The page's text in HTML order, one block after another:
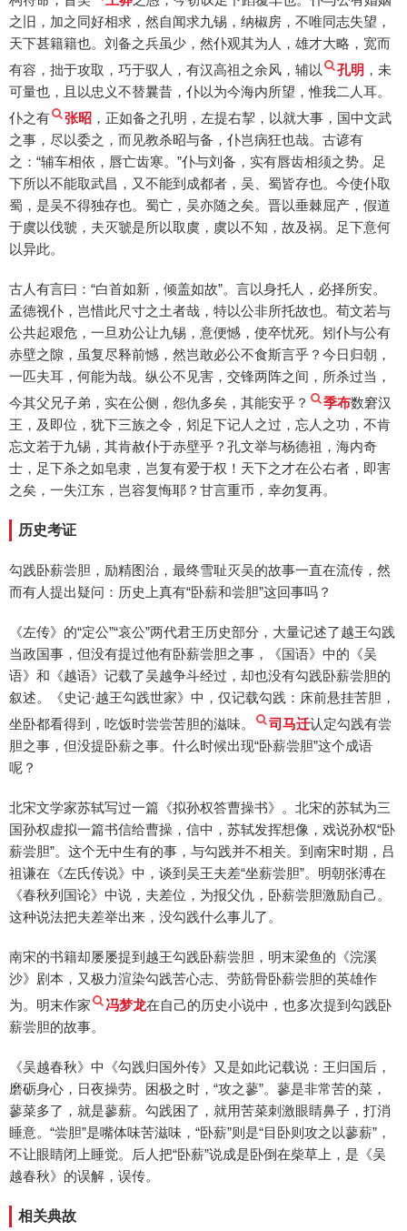
之旧，加之同好相求，然自闻求九锡，纳椒房，不唯同志失望，
天下甚籍籍也。刘备之兵虽少，然仆观其为人，雄才大略，宽而
有容，拙于攻取，巧于驭人，有汉高祖之余风，辅以
孔明 ，未
可量也，且以忠义不替曩昔，仆以为今海内所望，惟我二人耳。
仆之有
张昭 ，正如备之孔明，左提右挈，以就大事，国中文武
之事，尽以委之，而见教杀昭与备，仆岂病狂也哉。古谚有
之：“辅车相依，唇亡齿寒。”仆与刘备，实有唇齿相须之势。足
下所以不能取武昌，又不能到成都者，吴、蜀皆存也。今使仆取
蜀，是吴不得独存也。蜀亡，吴亦随之矣。晋以垂棘屈产，假道
于虞以伐虢，夫灭虢是所以取虞，虞以不知，故及祸。足下意何
以异此。
古人有言曰：“白首如新，倾盖如故”。言以身托人，必择所安。
孟德视仆，岂惜此尺寸之土者哉，特以公非所托故也。荀文若与
公共起艰危，一旦劝公让九锡，意便憾，使卒忧死。矧仆与公有
赤壁之隙，虽复尽释前憾，然岂敢必公不食斯言乎？今日归朝，
一匹夫耳，何能为哉。纵公不见害，交锋两阵之间，所杀过当，
今其父兄子弟，实在公侧，怨仇多矣，其能安乎？
季布数窘汉
王，及即位，犹下三族之令，矧足下记人之过，忘人之功，不肯
忘文若于九锡，其肯赦仆于赤壁乎？孔文举与杨德祖，海内奇
士，足下杀之如皂隶，岂复有爱于权！天下之才在公右者，即害
之矣，一失江东，岂容复悔耶？甘言重币，幸勿复再。
历史考证
勾践卧薪尝胆，励精图治，最终雪耻灭吴的故事一直在流传，然
而有人提出疑问：历史上真有“卧薪和尝胆”这回事吗？
《左传》的“定公”“哀公”两代君王历史部分，大量记述了越王勾践
当政国事，但没有提过他有卧薪尝胆之事，《国语》中的《吴
语》和《越语》记载了吴越争斗经过，却也没有勾践卧薪尝胆的
叙述。《史记·越王勾践世家》中，仅记载勾践：床前悬挂苦胆，
坐卧都看得到，吃饭时尝尝苦胆的滋味。
司马迁认定勾践有尝
胆之事，但没提卧薪之事。什么时候出现“卧薪尝胆”这个成语
呢？
北宋文学家苏轼写过一篇《拟孙权答曹操书》。北宋的苏轼为三
国孙权虚拟一篇书信给曹操，信中，苏轼发挥想像，戏说孙权“卧
薪尝胆”。这个无中生有的事，与勾践并不相关。到南宋时期，吕
祖谦在《左氏传说》中，谈到吴王夫差“坐薪尝胆”。明朝张溥在
《春秋列国论》中说，夫差位，为报父仇，卧薪尝胆激励自己。
这种说法把夫差举出来，没勾践什么事儿了。
南宋的书籍却屡屡提到越王勾践卧薪尝胆，明末梁鱼的《浣溪
沙》剧本，又极力渲染勾践苦心志、劳筋骨卧薪尝胆的英雄作
为。明末作家
冯梦龙在自己的历史小说中，也多次提到勾践卧
薪尝胆的故事。
《吴越春秋》中《勾践归国外传》又是如此记载说：王归国后，
磨砺身心，日夜操劳。困极之时，“攻之蓼”。蓼是非常苦的菜，
蓼菜多了，就是蓼薪。勾践困了，就用苦菜刺激眼睛鼻子，打消
睡意。“尝胆”是嘴体味苦滋味，“卧薪”则是“目卧则攻之以蓼薪”，
不让眼睛闭上睡觉。后人把“卧薪”说成是卧倒在柴草上，是《吴
越春秋》的误解，误传。
相关典故